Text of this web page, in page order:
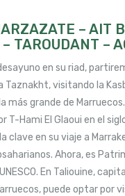
– AIT
TAROUDANT –
en su riad,
Taznakht, visitando la
más grande de Marruecos.
T-Hami El Glaoui en el
clave en su viaje a
Ahora, es
En Taliouine,
puede optar por